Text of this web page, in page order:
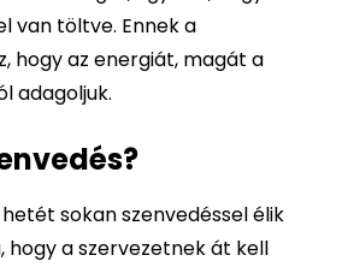
van töltve. Ennek a
hogy az energiát, magát a
adagoljuk.
sokan szenvedéssel élik
hogy a szervezetnek át kell